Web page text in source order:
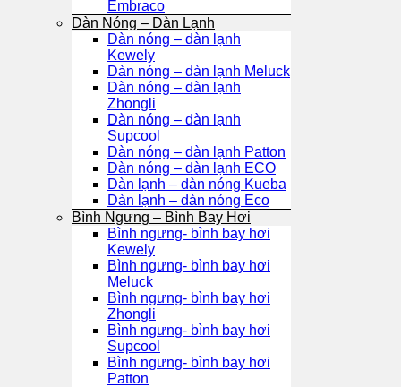
Embraco
Dàn Nóng – Dàn Lạnh
Dàn nóng – dàn lạnh
Kewely
Dàn nóng – dàn lạnh Meluck
Dàn nóng – dàn lạnh
Zhongli
Dàn nóng – dàn lạnh
Supcool
Dàn nóng – dàn lạnh Patton
Dàn nóng – dàn lạnh ECO
Dàn lạnh – dàn nóng Kueba
Dàn lạnh – dàn nóng Eco
Bình Ngưng – Bình Bay Hơi
Bình ngưng- bình bay hơi
Kewely
Bình ngưng- bình bay hơi
Meluck
Bình ngưng- bình bay hơi
Zhongli
Bình ngưng- bình bay hơi
Supcool
Bình ngưng- bình bay hơi
Patton